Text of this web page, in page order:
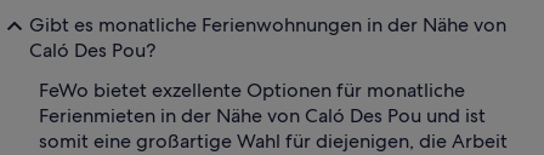
Gibt es monatliche Ferienwohnungen in der Nähe von
Caló Des Pou?
FeWo bietet exzellente Optionen für monatliche
Ferienmieten in der Nähe von Caló Des Pou und ist
somit eine großartige Wahl für diejenigen, die Arbeit